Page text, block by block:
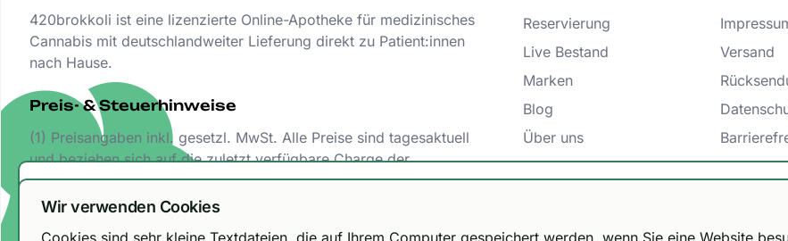
420brokkoli ist eine lizenzierte Online-Apotheke für medizinisches
Cannabis mit deutschlandweiter Lieferung direkt zu Patient:innen
nach Hause.
Preis- & Steuerhinweise
(1) Preisangaben inkl. gesetzl. MwSt. Alle Preise sind tagesaktuell
und beziehen sich auf die zuletzt verfügbare Charge der
entsprechenden Sorte bei unveränderter Abgabe.
Reservierung
Live Bestand
Marken
Blog
Über uns
FAQs
Versand
AGB
Wir verwenden Cookies
Cookies sind sehr kleine Textdateien, die auf Ihrem Computer gespeichert werden, wenn Sie eine Website